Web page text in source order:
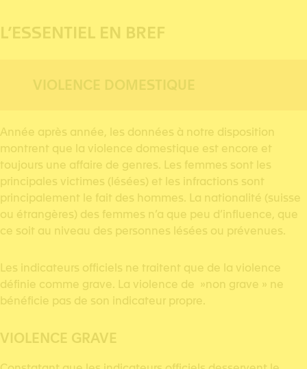
L’ESSENTIEL EN BREF
VIOLENCE DOMESTIQUE
Année après année, les données à notre disposition
montrent que la violence domestique est encore et
toujours une affaire de genres. Les femmes sont les
principales victimes (lésées) et les infractions sont
principalement le fait des hommes. La nationalité (suisse
ou étrangères) des femmes n’a que peu d’influence, que
ce soit au niveau des personnes lésées ou prévenues.
Les indicateurs officiels ne traitent que de la violence
définie comme grave. La violence de »non grave » ne
bénéficie pas de son indicateur propre.
VIOLENCE GRAVE